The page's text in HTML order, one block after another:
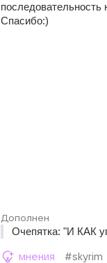
последовательность
Спасибо:)
Дополнен
Очепятка: "И КАК
мнения #skyrim